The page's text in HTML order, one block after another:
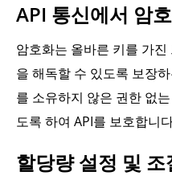
API 통신에서 암
암호화는 올바른 키를 가
을 해독할 수 있도록 보장
를 소유하지 않은 권한 없
도록 하여 API를 보호합니
할당량 설정 및 조